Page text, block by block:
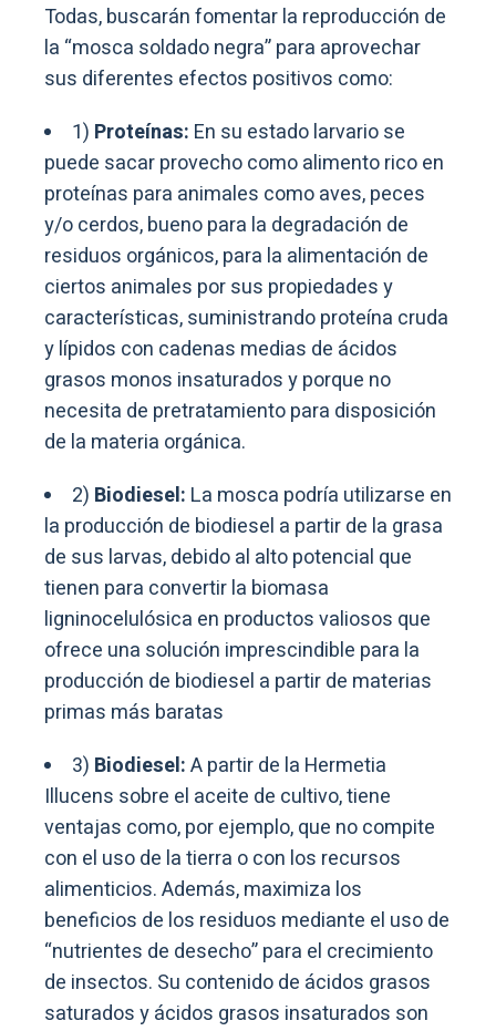
Todas, buscarán fomentar la reproducción de
la “mosca soldado negra” para aprovechar
sus diferentes efectos positivos como:
1) Proteínas: En su estado larvario se
puede sacar provecho como alimento rico en
proteínas para animales como aves, peces
y/o cerdos, bueno para la degradación de
residuos orgánicos, para la alimentación de
ciertos animales por sus propiedades y
características, suministrando proteína cruda
y lípidos con cadenas medias de ácidos
grasos monos insaturados y porque no
necesita de pretratamiento para disposición
de la materia orgánica.
2) Biodiesel: La mosca podría utilizarse en
la producción de biodiesel a partir de la grasa
de sus larvas, debido al alto potencial que
tienen para convertir la biomasa
ligninocelulósica en productos valiosos que
ofrece una solución imprescindible para la
producción de biodiesel a partir de materias
primas más baratas
3) Biodiesel:A partir de la Hermetia
Illucens sobre el aceite de cultivo, tiene
ventajas como, por ejemplo, que no compite
con el uso de la tierra o con los recursos
alimenticios. Además, maximiza los
beneficios de los residuos mediante el uso de
“nutrientes de desecho” para el crecimiento
de insectos. Su contenido de ácidos grasos
saturados y ácidos grasos insaturados son